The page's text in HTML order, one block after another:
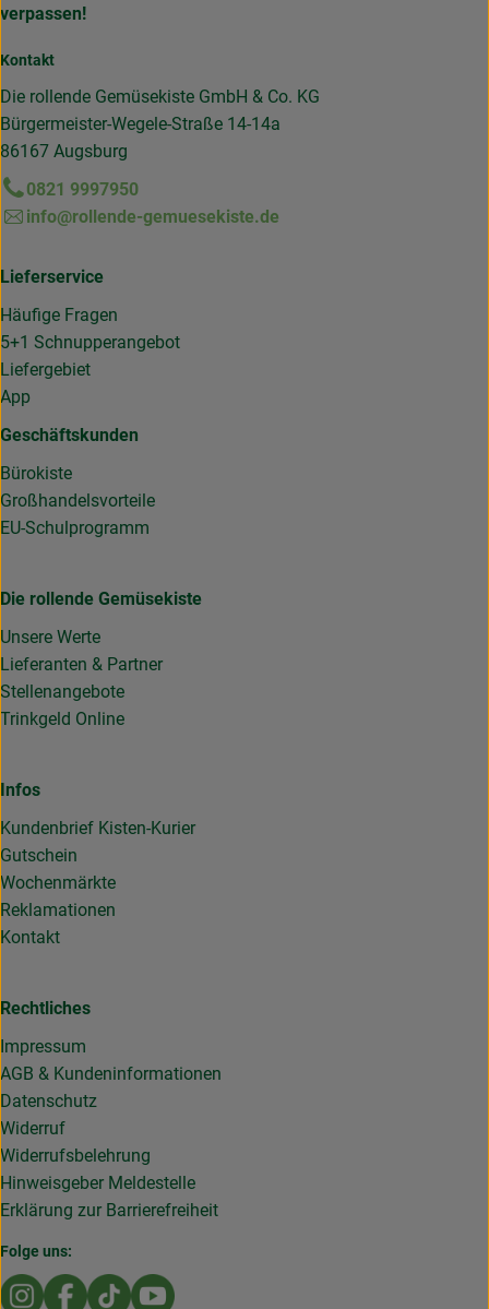
verpassen!
Kontakt
Die rollende Gemüsekiste GmbH & Co. KG
Bürgermeister-Wegele-Straße 14-14a
86167 Augsburg
0821 9997950
info@rollende-gemuesekiste.de
Lieferservice
Häufige Fragen
5+1 Schnupperangebot
Liefergebiet
App
Geschäftskunden
Bürokiste
Großhandelsvorteile
EU-Schulprogramm
Die rollende Gemüsekiste
Unsere Werte
Lieferanten & Partner
Stellenangebote
Trinkgeld Online
Infos
Kundenbrief Kisten-Kurier
Gutschein
Wochenmärkte
Reklamationen
Kontakt
Rechtliches
Impressum
AGB & Kundeninformationen
Datenschutz
Widerruf
Widerrufsbelehrung
Hinweisgeber Meldestelle
Erklärung zur Barrierefreiheit
Folge uns:
Externer Link zu https://www.instagram.com/
Externer Link zu https://www.facebook.com/
Externer Link zu https://www.tiktok.com/
Externer Link zu https://